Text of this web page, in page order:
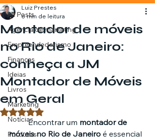
All Posts
Agência de marketing
Empreendedorismo
Finanças
Ideias
Livros
Marketing
Notícias
Pordutos
Montador de móveis
no Rio de Janeiro:
conheça a JM
Montador de Móveis
em Geral
Luiz Prestes
6 min de leitura
Avaliado com NaN de 5 estrelas.
	Encontrar um
montador de
móveis no Rio de Janeiro é essencial